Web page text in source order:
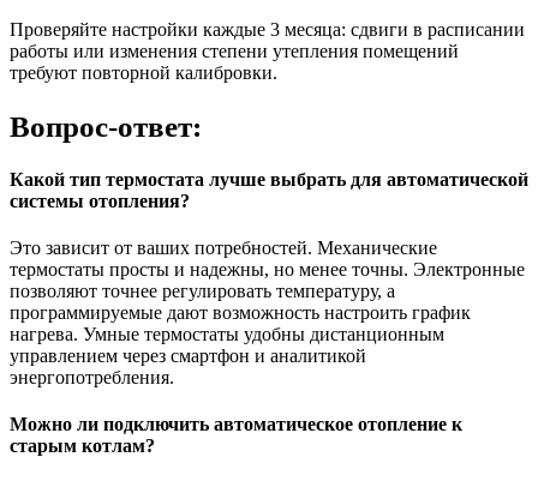
Проверяйте настройки каждые 3 месяца: сдвиги в расписании
работы или изменения степени утепления помещений
требуют повторной калибровки.
Вопрос-ответ:
Какой тип термостата лучше выбрать для автоматической
системы отопления?
Это зависит от ваших потребностей. Механические
термостаты просты и надежны, но менее точны. Электронные
позволяют точнее регулировать температуру, а
программируемые дают возможность настроить график
нагрева. Умные термостаты удобны дистанционным
управлением через смартфон и аналитикой
энергопотребления.
Можно ли подключить автоматическое отопление к
старым котлам?